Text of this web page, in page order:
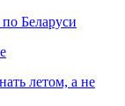
Беларуси
летом, а не